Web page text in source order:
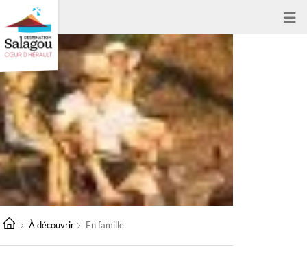
À découvrir En famille